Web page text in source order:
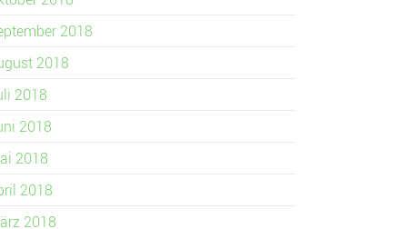
2018
2018
2018
2018
2018
2018
2018